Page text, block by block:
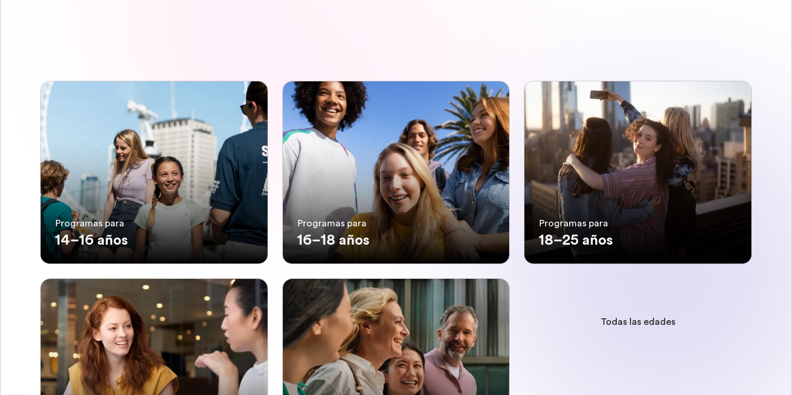
Programas para
14–16 años
Programas para
16–18 años
Programas para
18–25 años
Todas las edades